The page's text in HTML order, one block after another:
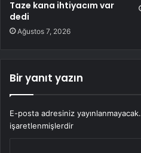
Taze kana ihtiyacım var
dedi
Ağustos 7, 2026
Bir yanıt yazın
E-posta adresiniz yayınlanmayacak.
işaretlenmişlerdir